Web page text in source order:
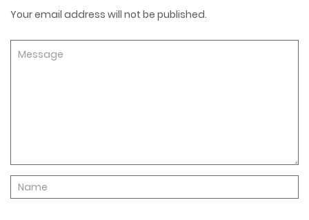
Your email address will not be published.